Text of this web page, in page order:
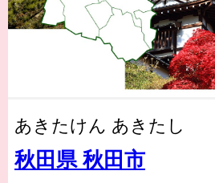
あきたけん あきたし
秋田県 秋田市